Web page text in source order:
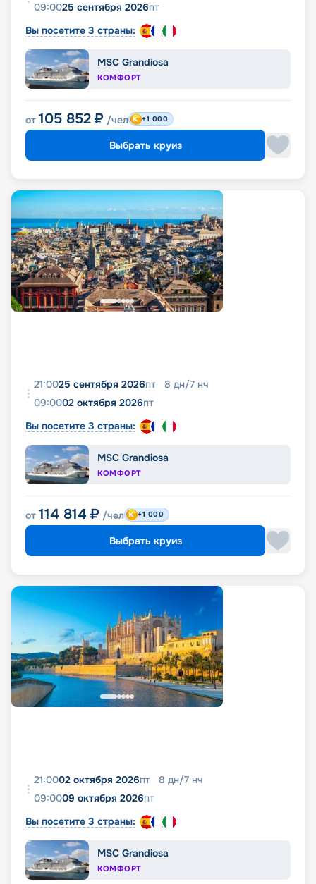
09:0025 сентября 2026пт
Вы посетите 3 страны:
MSC Grandiosa
КОМФОРТ
от 105 852 ₽ /чел +1 000
Выбрать круиз
21:0025 сентября 2026пт 8 дн/7 нч
09:0002 октября 2026пт
Вы посетите 3 страны:
MSC Grandiosa
КОМФОРТ
от 114 814 ₽ /чел +1 000
Выбрать круиз
21:0002 октября 2026пт 8 дн/7 нч
09:0009 октября 2026пт
Вы посетите 3 страны:
MSC Grandiosa
КОМФОРТ